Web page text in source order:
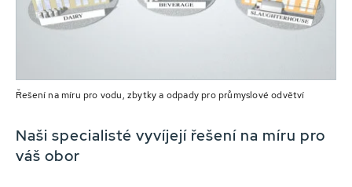
Řešení na míru pro vodu, zbytky a odpady pro průmyslové odvětví
Naši specialisté vyvíjejí řešení na míru pro
váš obor